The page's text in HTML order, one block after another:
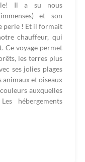
Il a su nous
et son
perle ! Et il formait
chauffeur, qui
Ce voyage permet
les terres plus
ses jolies plages
animaux et oiseaux
auxquelles
hébergements